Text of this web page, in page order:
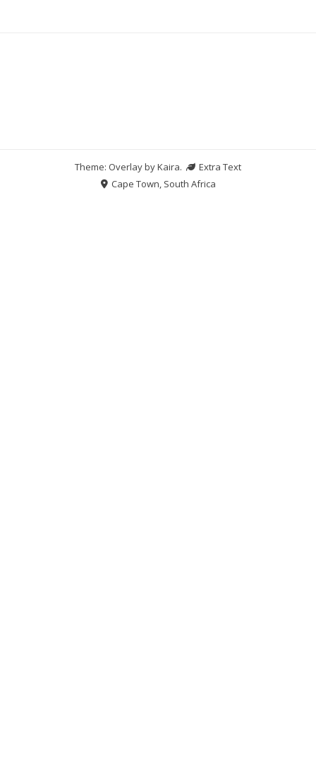
Theme: Overlay byKaira.
Extra Text
Cape Town, South Africa